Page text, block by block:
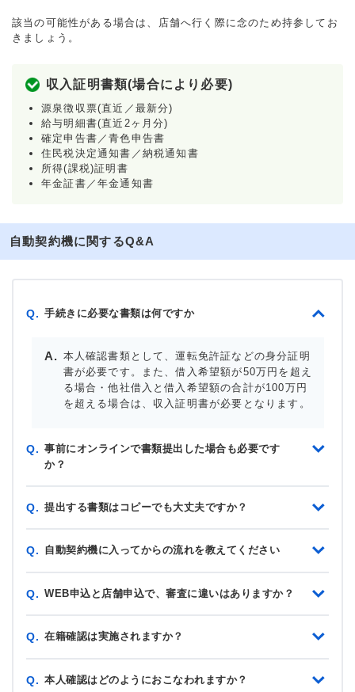
該当の可能性がある場合は、店舗へ行く際に念のため持参してお
きましょう。
収入証明書類(場合により必要)
源泉徴収票(直近／最新分)
給与明細書(直近2ヶ月分)
確定申告書／青色申告書
住民税決定通知書／納税通知書
所得(課税)証明書
年金証書／年金通知書
自動契約機に関するQ&A
Q. 手続きに必要な書類は何ですか
本人確認書類として、運転免許証などの身分証明
書が必要です。また、借入希望額が50万円を超え
る場合・他社借入と借入希望額の合計が100万円
を超える場合は、収入証明書が必要となります。
Q. 事前にオンラインで書類提出した場合も必要です
か？
Q. 提出する書類はコピーでも大丈夫ですか？
Q. 自動契約機に入ってからの流れを教えてください
Q. WEB申込と店舗申込で、審査に違いはありますか？
Q. 在籍確認は実施されますか？
Q. 本人確認はどのようにおこなわれますか？